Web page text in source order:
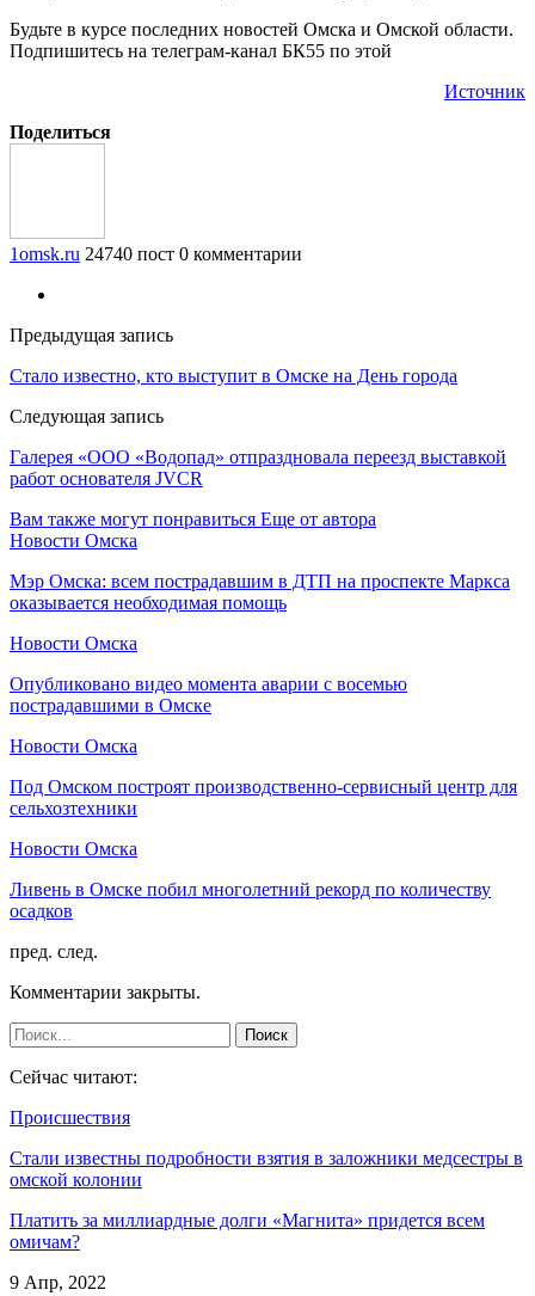
Будьте в курсе последних новостей Омска и Омской области.
Подпишитесь на телеграм-канал БК55 по этой
Источник
Поделиться
1omsk.ru 24740 пост 0 комментарии
Предыдущая запись
Стало известно, кто выступит в Омске на День города
Следующая запись
Галерея «ООО «Водопад» отпраздновала переезд выставкой
работ основателя JVCR
Вам также могут понравиться Еще от автора
Новости Омска
Мэр Омска: всем пострадавшим в ДТП на проспекте Маркса
оказывается необходимая помощь
Новости Омска
Опубликовано видео момента аварии с восемью
пострадавшими в Омске
Новости Омска
Под Омском построят производственно-сервисный центр для
сельхозтехники
Новости Омска
Ливень в Омске побил многолетний рекорд по количеству
осадков
пред. след.
Комментарии закрыты.
Сейчас читают:
Происшествия
Стали известны подробности взятия в заложники медсестры в
омской колонии
Платить за миллиардные долги «Магнита» придется всем
омичам?
9 Апр, 2022